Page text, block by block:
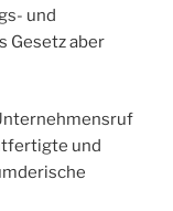
und
Gesetz aber
und